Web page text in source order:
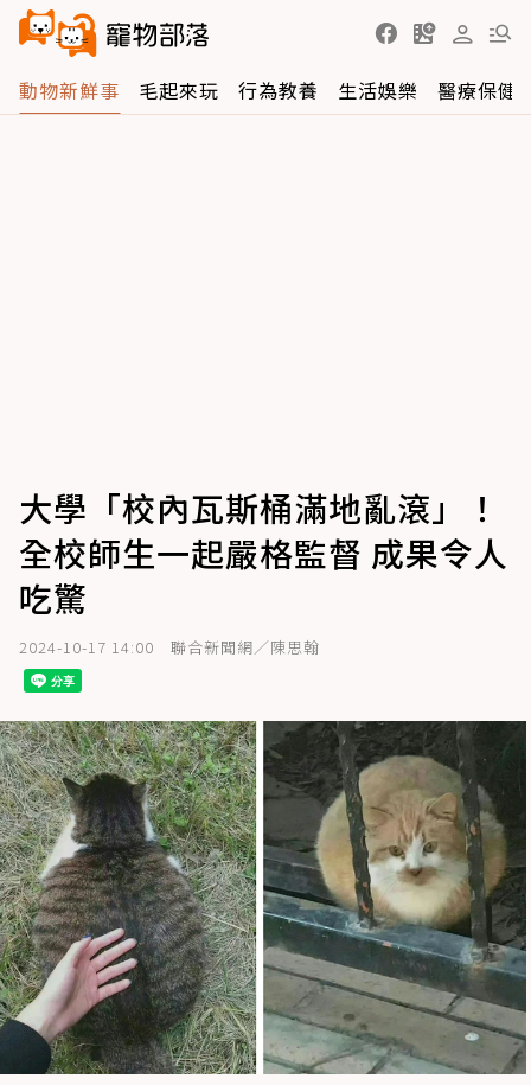
動物新鮮事 毛起來玩 行為教養 生活娛樂 醫療保健
大學「校內瓦斯桶滿地亂滾」！
全校師生一起嚴格監督 成果令人
吃驚
2024-10-17 14:00 聯合新聞網／陳思翰